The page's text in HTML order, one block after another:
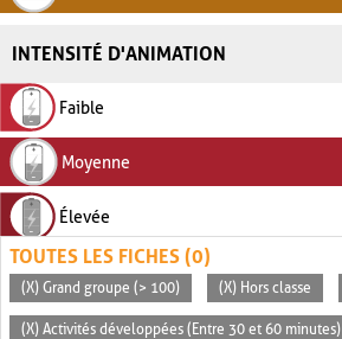
INTENSITÉ D'ANIMATION
Faible
Moyenne
Élevée
TOUTES LES FICHES (0)
(X) Grand groupe (> 100) (X) Hors classe
(X) Activités développées (Entre 30 et 60 minutes)